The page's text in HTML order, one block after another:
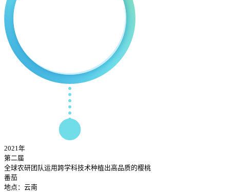
2021年
第二届
全球农研团队运用跨学科技术种植出高品质的樱桃
番茄
地点：云南